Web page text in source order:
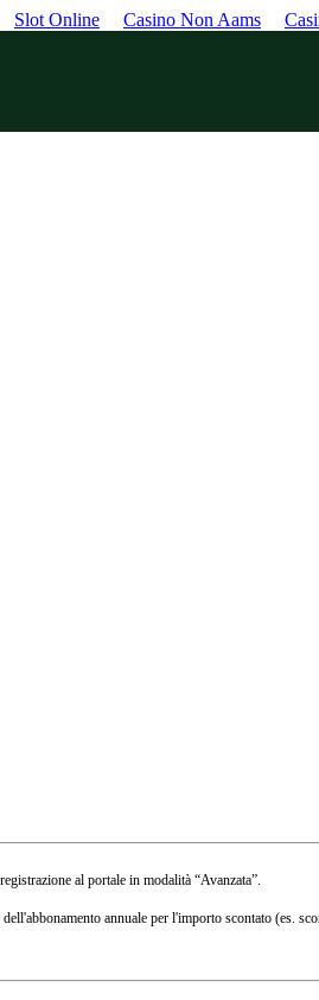
Slot Online Casino Non Aams
al portale in modalità “Avanzata”.
annuale per l'importo scontato